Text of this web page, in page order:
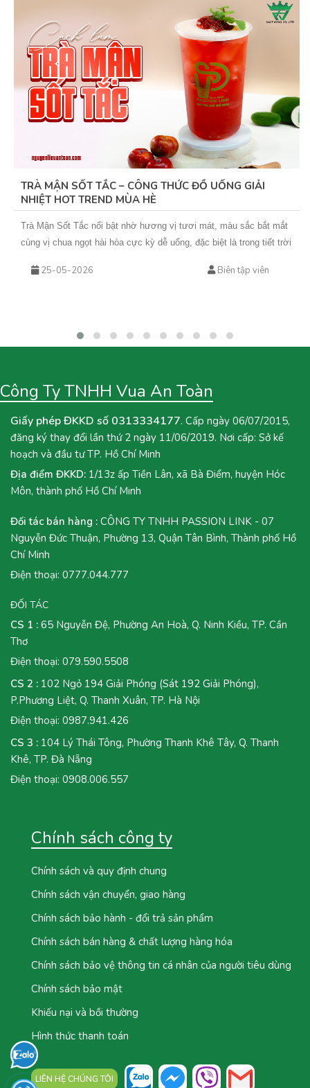
TRÀ MẬN SỐT TẮC – CÔNG THỨC ĐỒ UỐNG GIẢI
NHIỆT HOT TREND MÙA HÈ
Trà Mận Sốt Tắc nổi bật nhờ hương vị tươi mát, màu sắc bắt mắt
cùng vị chua ngọt hài hòa cực kỳ dễ uống, đặc biệt là trong tiết trời
đậm vị và sốt tắc chua thanh giúp món nước này không chỉ giải
Toàn khám phá ngay công thức Trà Mận Sốt Tắc dưới đây nhé!
25-05-2026 Biên tập viên
Công Ty TNHH Vua An Toàn
Giấy phép ĐKKD số 0313334177. Cấp ngày 06/07/2015,
đăng ký thay đổi lần thứ 2 ngày 11/06/2019. Nơi cấp: Sở kế
hoạch và đầu tư TP. Hồ Chí Minh
Địa điểm ĐKKD: 1/13z ấp Tiền Lân, xã Bà Điểm, huyện Hóc
Môn, thành phố Hồ Chí Minh
Đối tác bán hàng : CÔNG TY TNHH PASSION LINK - 07
Nguyễn Đức Thuận, Phường 13, Quận Tân Bình, Thành phố Hồ
Chí Minh
Điện thoại: 0777.044.777
ĐỐI TÁC
CS 1 : 65 Nguyễn Đệ, Phường An Hoà, Q. Ninh Kiều, TP. Cần
Thơ
Điện thoại: 079.590.5508
CS 2 : 102 Ngỏ 194 Giải Phóng (Sát 192 Giải Phóng),
P.Phương Liệt, Q. Thanh Xuân, TP. Hà Nội
Điện thoại: 0987.941.426
CS 3 : 104 Lý Thái Tông, Phường Thanh Khê Tây, Q. Thanh
Khê, TP. Đà Nẵng
Điện thoại: 0908.006.557
Chính sách công ty
Chính sách và quy định chung
Chính sách vận chuyển, giao hàng
Chính sách bảo hành - đổi trả sản phẩm
Chính sách bán hàng & chất lượng hàng hóa
Chính sách bảo vệ thông tin cá nhân của người tiêu dùng
Chính sách bảo mật
Khiếu nại và bồi thường
Hình thức thanh toán
LIÊN HỆ CHÚNG TÔI